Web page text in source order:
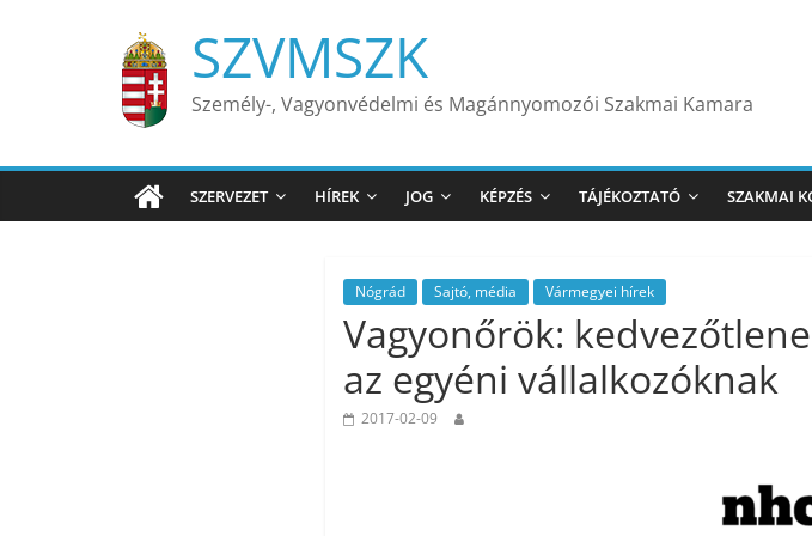
SZVMSZK
Személy-, Vagyonvédelmi és Magánnyomozói Szakmai Kamara
SZERVEZET HÍREK JOG KÉPZÉS TÁJÉKOZTATÓ SZAKMAI
Nógrád Sajtó, média Vármegyei hírek
Vagyonőrök:
az egyéni vállalkozóknak
2017-02-09